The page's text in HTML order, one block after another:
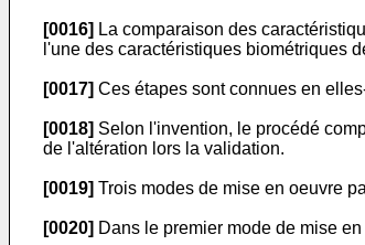
[0016] La comparaison des
l'une des caractéristiques biométriques
[0017] Ces étapes sont connues en
[0018] Selon l'invention, le procédé
de l'altération lors la validation.
[0019] Trois modes de mise en oeuvre
[0020] Dans le premier mode de mise